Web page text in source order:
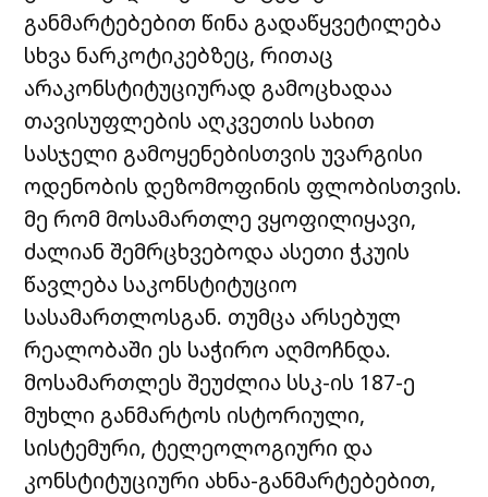
განმარტებებით წინა გადაწყვეტილება
სხვა ნარკოტიკებზეც, რითაც
არაკონსტიტუციურად გამოცხადაა
თავისუფლების აღკვეთის სახით
სასჯელი გამოყენებისთვის უვარგისი
ოდენობის დეზომოფინის ფლობისთვის.
მე რომ მოსამართლე ვყოფილიყავი,
ძალიან შემრცხვებოდა ასეთი ჭკუის
წავლება საკონსტიტუციო
სასამართლოსგან. თუმცა არსებულ
რეალობაში ეს საჭირო აღმოჩნდა.
მოსამართლეს შეუძლია სსკ-ის 187-ე
მუხლი განმარტოს ისტორიული,
სისტემური, ტელეოლოგიური და
კონსტიტუციური ახნა-განმარტებებით,